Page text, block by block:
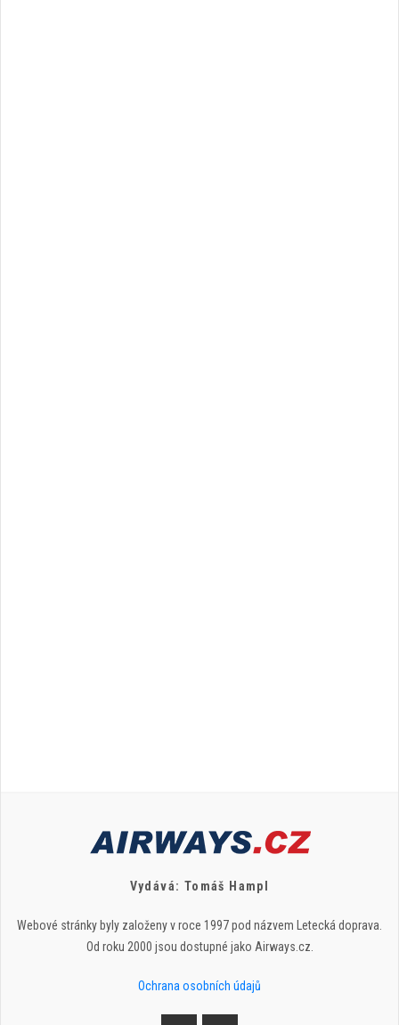
Vydává: Tomáš Hampl
Webové stránky byly založeny v roce 1997 pod názvem Letecká doprava.
Od roku 2000 jsou dostupné jako Airways.cz.
Ochrana osobních údajů